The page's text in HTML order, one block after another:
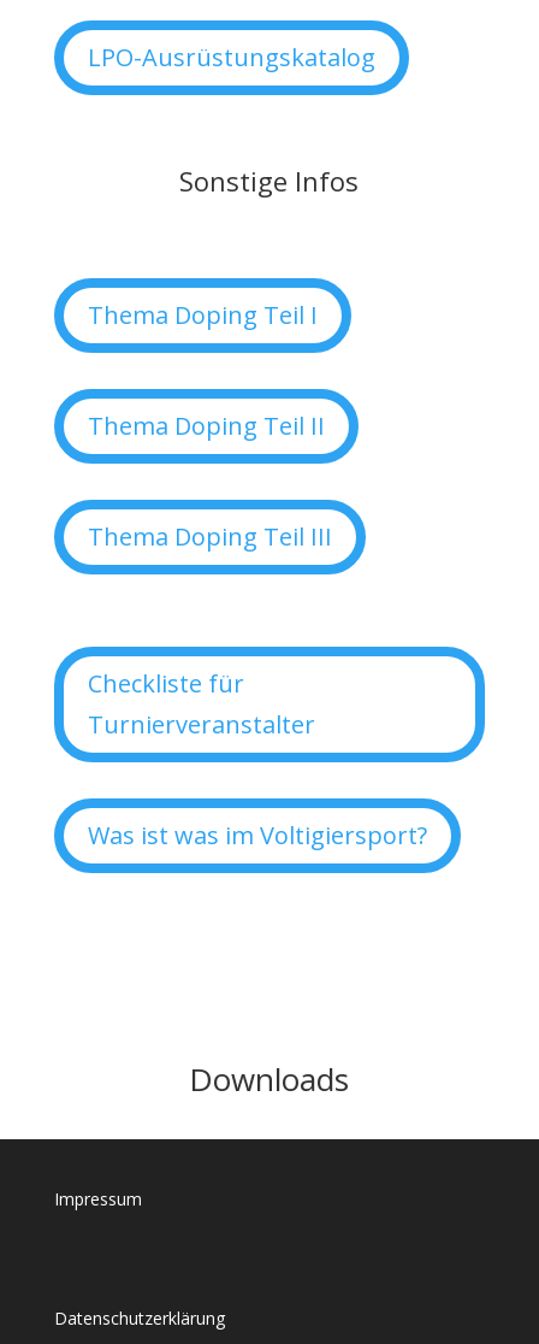
LPO-Ausrüstungskatalog
Sonstige Infos
Thema Doping Teil I
Thema Doping Teil II
Thema Doping Teil III
Checkliste für
Turnierveranstalter
Was ist was im Voltigiersport?
Downloads
Impressum
Datenschutzerklärung